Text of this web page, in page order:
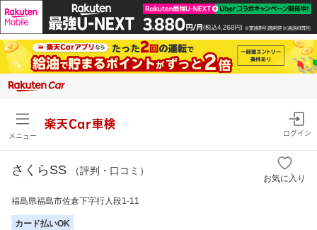
メニュー
楽天Car車検
ログイン
さくらSS （評判・口コミ）
お気に入り
福島県福島市佐倉下字行人段1-11
カード払いOK